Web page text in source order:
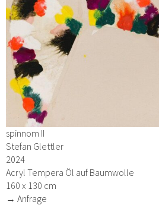
spinnom II
Stefan Glettler
2024
Acryl Tempera Öl auf Baumwolle
160 x 130 cm
→ Anfrage